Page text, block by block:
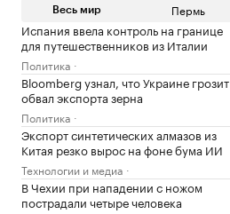
Весь мир Пермь
Испания ввела контроль на границе
для путешественников из Италии
Политика
Bloomberg узнал, что Украине грозит
обвал экспорта зерна
Политика
Экспорт синтетических алмазов из
Китая резко вырос на фоне бума ИИ
Технологии и медиа
В Чехии при нападении с ножом
пострадали четыре человека